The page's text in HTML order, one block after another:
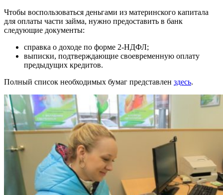
Чтобы воспользоваться деньгами из материнского капитала
для оплаты части займа, нужно предоставить в банк
следующие документы:
справка о доходе по форме 2-НДФЛ;
выписки, подтверждающие своевременную оплату
предыдущих кредитов.
Полный список необходимых бумаг представлен здесь.